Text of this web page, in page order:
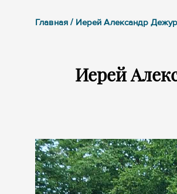
Главная / Иерей Александр
Иерей